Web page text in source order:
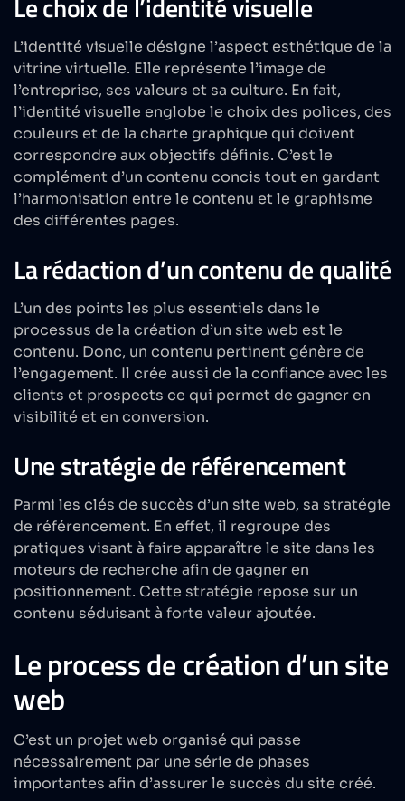
L’identité visuelle désigne l’aspect esthétique de la
vitrine virtuelle. Elle représente l’image de
l’entreprise, ses valeurs et sa culture. En fait,
l’identité visuelle englobe le choix des polices, des
couleurs et de la charte graphique qui doivent
correspondre aux objectifs définis. C’est le
complément d’un contenu concis tout en gardant
l’harmonisation entre le contenu et le graphisme
des différentes pages.
La rédaction d’un contenu de qualité
L’un des points les plus essentiels dans le
processus de la création d’un site web est le
contenu. Donc, un contenu pertinent génère de
l’engagement. Il crée aussi de la confiance avec les
clients et prospects ce qui permet de gagner en
visibilité et en conversion.
Une stratégie de référencement
Parmi les clés de succès d’un site web, sa stratégie
de référencement. En effet, il regroupe des
pratiques visant à faire apparaître le site dans les
moteurs de recherche afin de gagner en
positionnement. Cette stratégie repose sur un
contenu séduisant à forte valeur ajoutée.
Le process de création d’un site
web
C’est un projet web organisé qui passe
nécessairement par une série de phases
importantes afin d’assurer le succès du site créé.